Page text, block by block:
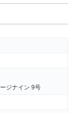
ジナイン 9号